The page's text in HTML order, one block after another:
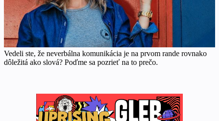
Vedeli ste, že neverbálna komunikácia je na prvom rande rovnako
dôležitá ako slová? Poďme sa pozrieť na to prečo.